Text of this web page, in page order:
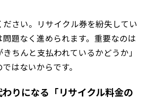
ださい。リサイクル券を紛失してい
題なく進められます。重要なのは
きちんと支払われているかどうか」
はないからです。
りになる「リサイクル料金の